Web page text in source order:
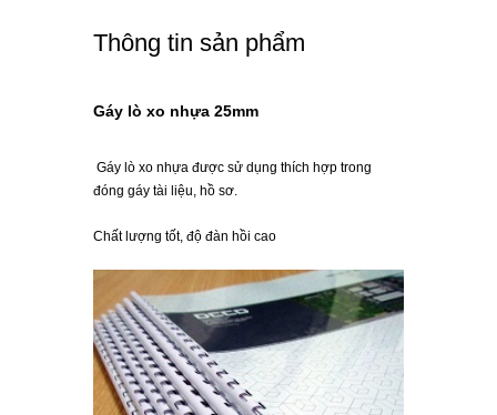
Thông tin sản phẩm
Gáy lò xo nhựa 25mm
Gáy lò xo nhựa được sử dụng thích hợp trong
đóng gáy tài liệu, hồ sơ.
Chất lượng tốt, độ đàn hồi cao